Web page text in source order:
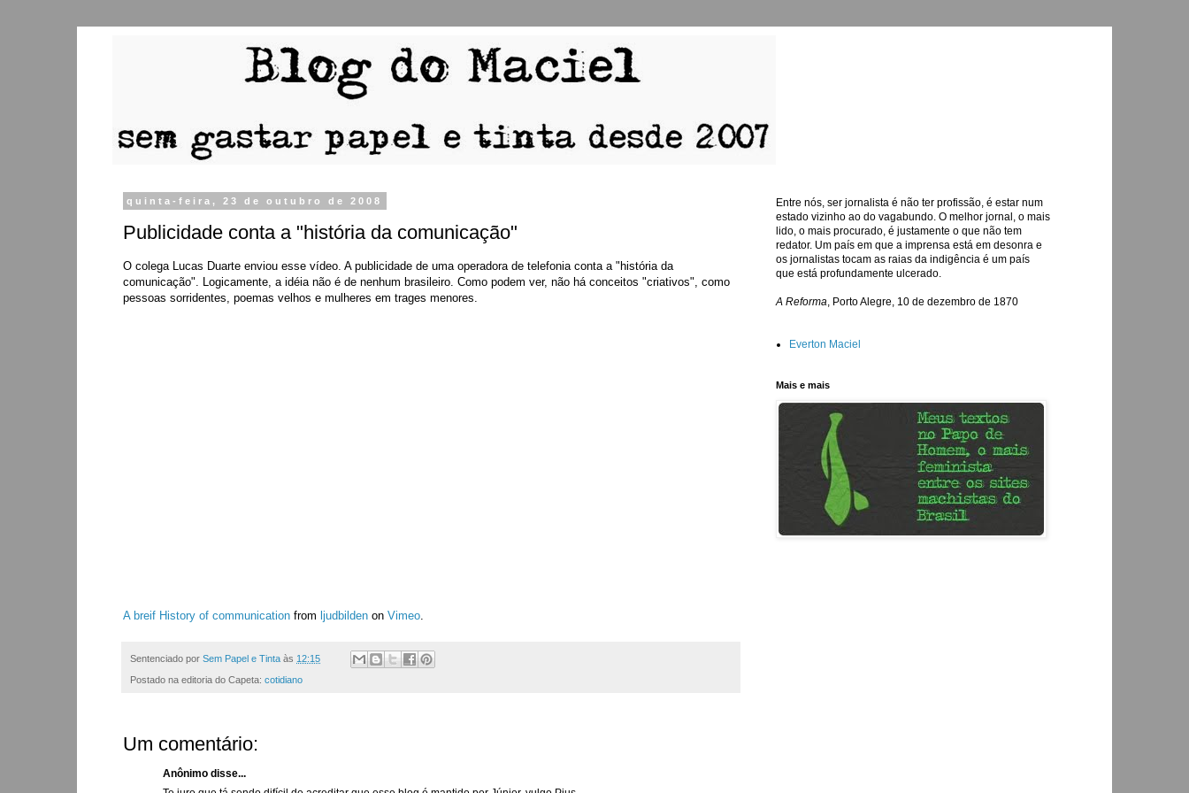
quinta-feira, 23 de outubro de 2008
Publicidade conta a "história da comunicação"
O colega Lucas Duarte enviou esse vídeo. A publicidade de uma operadora de telefonia conta a "história da
comunicação". Logicamente, a idéia não é de nenhum brasileiro. Como podem ver, não há conceitos "criativos", como
pessoas sorridentes, poemas velhos e mulheres em trages menores.
A breif History of communication from ljudbilden on Vimeo
Sentenciado por Sem Papel e Tinta às 12:15
Postado na editoria do Capeta: cotidiano
Um comentário:
Anônimo disse...
Entre nós, ser jornalista é não ter profissão, é estar num
estado vizinho ao do vagabundo. O melhor jornal, o mais
lido, o mais procurado, é justamente o que não tem
redator. Um país em que a imprensa está em desonra e
os jornalistas tocam as raias da indigência é um país
que está profundamente ulcerado.
A Reforma, Porto Alegre, 10 de dezembro de 1870
Everton Maciel
Mais e mais